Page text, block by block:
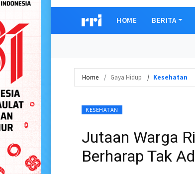
HOME BERITA
Home Gaya Hidup Kesehatan
KESEHATAN
Jutaan Warga
Berharap Tak